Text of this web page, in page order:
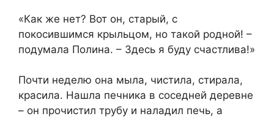
«Как же нет? Вот он, старый, с
покосившимся крыльцом, но такой родной! –
подумала Полина. – Здесь я буду счастлива!»
Почти неделю она мыла, чистила, стирала,
красила. Нашла печника в соседней деревне
– он прочистил трубу и наладил печь, а